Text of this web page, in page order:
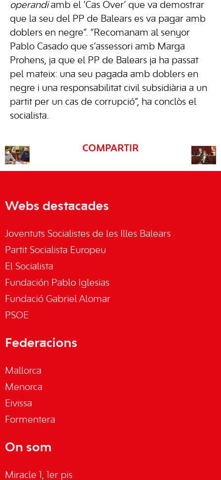
operandiamb el ‘Cas Over’ que va demostrar
que la seu del PP de Balears es va pagar amb
doblers en negre”. “Recomanam al senyor
Pablo Casado que s’assessori amb Marga
Prohens, ja que el PP de Balears ja ha passat
pel mateix: una seu pagada amb doblers en
negre i una responsabilitat civil subsidiària a un
partit per un cas de corrupció”, ha conclòs el
socialista.
COMPARTIR
Webs destacades
Joventuts Socialistes de les Illes Balears
Partit Socialista Europeu
El Socialista
Fundación Pablo Iglesias
Fundació Gabriel Alomar
PSOE
Federacions
Mallorca
Menorca
Eivissa
Formentera
On som
Miracle 1, 1er pis